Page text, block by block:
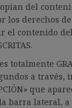
del
los derechos
el contenido
totalmente
a través,
que
barra lateral, a